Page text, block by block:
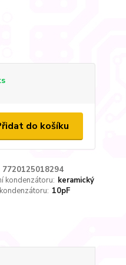
do košíku
7720125018294
kondenzátoru: keramický
10pF